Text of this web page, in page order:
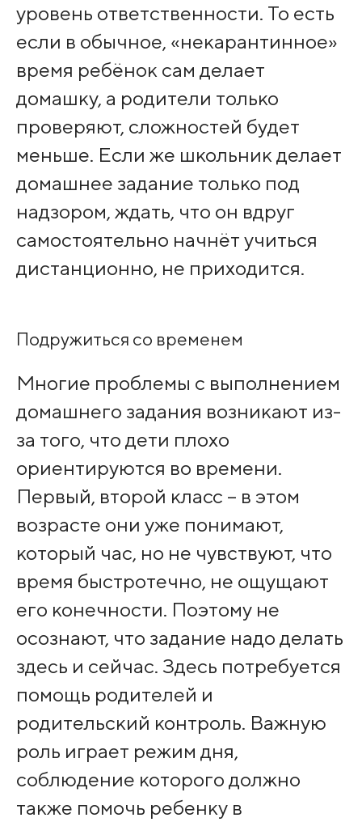
уровень ответственности. То есть
если в обычное, «некарантинное»
время ребёнок сам делает
домашку, а родители только
проверяют, сложностей будет
меньше. Если же школьник делает
домашнее задание только под
надзором, ждать, что он вдруг
самостоятельно начнёт учиться
дистанционно, не приходится.
Подружиться со временем
Многие проблемы с выполнением
домашнего задания возникают из-
за того, что дети плохо
ориентируются во времени.
Первый, второй класс – в этом
возрасте они уже понимают,
который час, но не чувствуют, что
время быстротечно, не ощущают
его конечности. Поэтому не
осознают, что задание надо делать
здесь и сейчас. Здесь потребуется
помощь родителей и
родительский контроль. Важную
роль играет режим дня,
соблюдение которого должно
также помочь ребенку в